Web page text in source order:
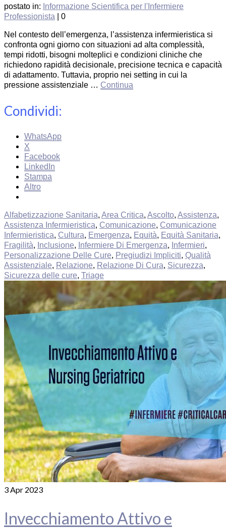
postato in: Informazione Scientifica per l'Infermiere
Professionista
0
Nel contesto dell’emergenza, l’assistenza infermieristica si
confronta ogni giorno con situazioni ad alta complessità,
tempi ridotti, bisogni molteplici e condizioni cliniche che
richiedono rapidità decisionale, precisione tecnica e capacità
di adattamento. Tuttavia, proprio nei setting in cui la
pressione assistenziale … Continua
Condividi:
WhatsApp
X
Facebook
LinkedIn
Stampa
Altro
Alfabetizzazione Sanitaria, Area Critica, Ascolto, Assistenza,
Assistenza Infermieristica, Comunicazione, Comunicazione
Infermieristica, Cultura, Emergenza, Equità, Equità Sanitaria,
Fragilità, Inclusione, Infermiere Di Emergenza, Infermieri,
Personalizzazione Delle Cure, Pregiudizi Impliciti, Qualità
Assistenziale, Relazione, Relazione Di Cura, Sicurezza,
Sicurezza delle cure, Triage
3Apr 2023
Invecchiamento Attivo e